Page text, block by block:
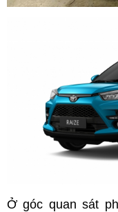
Ở góc quan sát